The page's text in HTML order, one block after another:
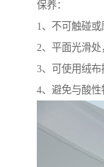
保养：
1、不可触碰或
2、平面光滑处
3、可使用绒布
4、避免与酸性